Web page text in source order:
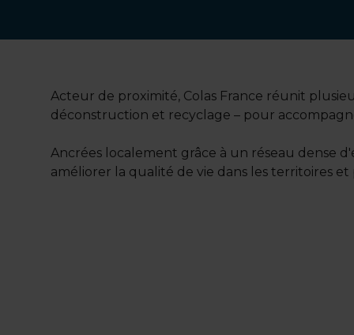
Acteur de proximité, Colas France réunit
déconstruction et recyclage – pour
Ancrées localement grâce à un réseau dense
améliorer la qualité de vie dans les territoires